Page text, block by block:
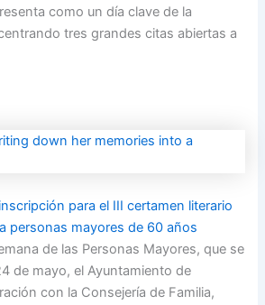
como un día clave de la
tres grandes citas abiertas a
para el III certamen literario
personas mayores de 60 años
de las Personas Mayores, que se
de mayo, el Ayuntamiento de
con la Consejería de Familia,